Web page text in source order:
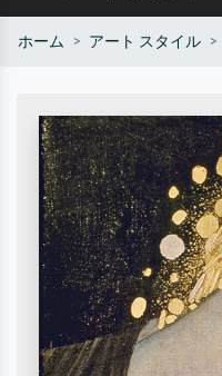
ホーム アート スタイル